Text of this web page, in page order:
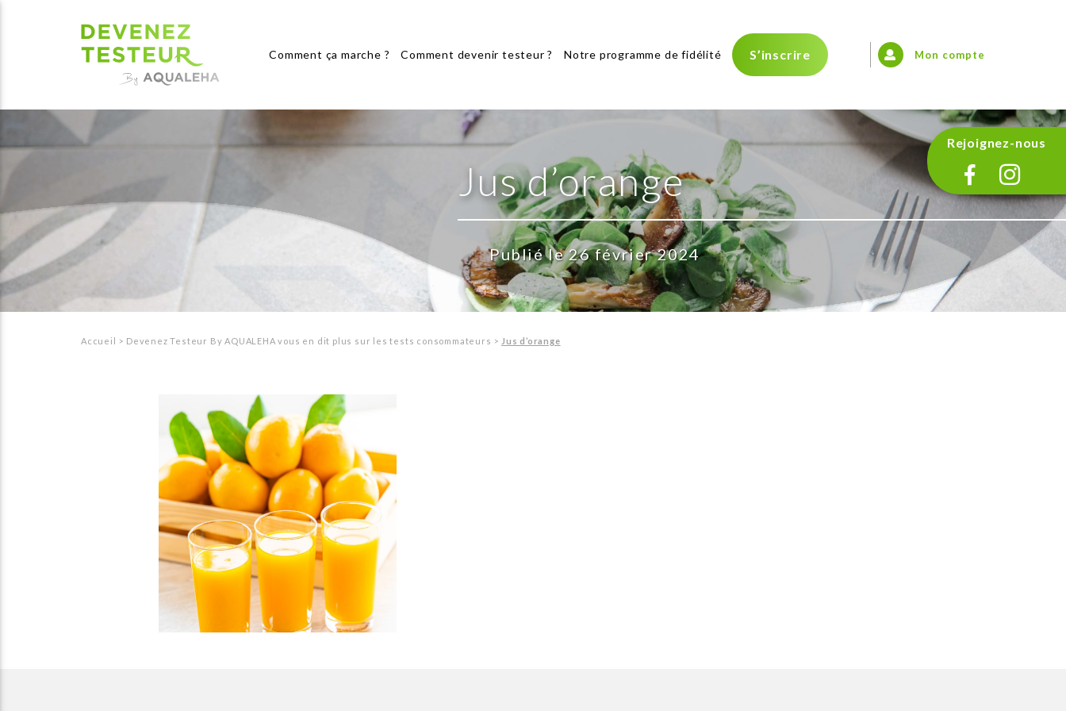
Comment ça marche ? Comment devenir testeur ? Notre programme de fidélité S’inscrire Mon compte
Rejoignez-nous
Jus d’orange
Publié le 26 février 2024
Accueil > Devenez Testeur By AQUALEHA vous en dit plus sur les tests consommateurs > Jus d’orange